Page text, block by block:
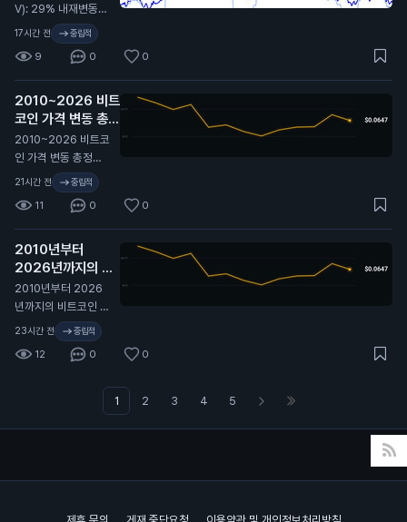
V): 29% 내재변동성
이 실현 대비 2.4포인
트 높게 형성돼 있고,
지난 2년 기준 대략 4
6퍼센타일 구간. 극단
적이진 않지만 옵션
시장은 여전히 최근
비트코인이 보여준 것
보다 더 큰 움직임을
프라이싱 중. 여기서
실현 변동성이 따라
올라갈까, 아니면 내
재 변동성이 계속 눌
릴까?
17시간 전 중립적
9 0 0
2010~2026 비트
코인 가격 변동 총정
리 🫡
N
2010~2026 비트코
인 가격 변동 총정리
🫡
21시간 전 중립적
11 0 0
2010년부터
2026년까지의 비
트코인 가격 변동 전
체 역사. 🫡
N
2010년부터 2026
년까지의 비트코인 가
격 변동 전체 역사. 🫡
23시간 전 중립적
12 0 0
1 2 3 4 5